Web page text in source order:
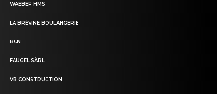
WAEBER HMS
LA BRÉVINE BOULANGERIE
BCN
FAUGEL SÀRL
VB CONSTRUCTION